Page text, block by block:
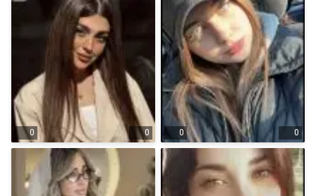
0 0 0 0